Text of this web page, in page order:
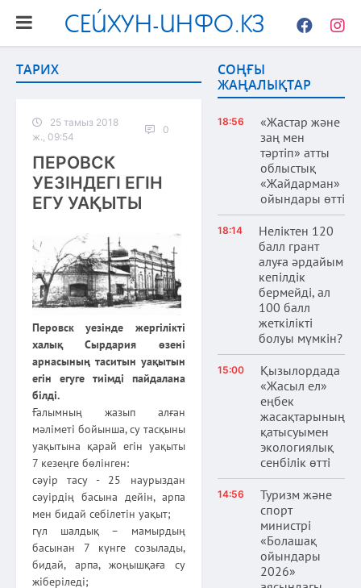
СЕЙХУН-ИНФО.КЗ
Facebook
ТАРИХ
25 тамыз 2018
ж., 09:54
0
ПЕРОВСК
УЕЗІНДЕГІ ЕГІН
ЕГУ УАҚЫТЫ
Перовск уезінде жергілікті
халық Сырдария өзені
арнасының таситын уақытын
егін егуге тиімді пайдалана
білді.
Ғалымның жазып алған
мәліметі бойынша, су тасқыны
уақытына қарай егін уақыты
7 кезеңге бөлінген:
сәуір тасу - 25 наурыздан
сәуірдің басына дейін, арпа
мен бидай себілетін уақыт;
гүл шалдық – мамырдың
басынан 7 күнге созылады,
бидай, арпа, жоңышқаға су
жіберіледі;
СОҢҒЫ
ЖАҢАЛЫҚТАР
18:56
«Жастар және
заң мен
тәртіп» атты
облыстық
«Жайдарман»
ойындары өтті
18:14
Неліктен 120
балл грант
алуға әрдайым
кепілдік
бермейді, ал
100 балл
жеткілікті
болуы мүмкін?
15:00
Қызылордада
«Жасыл ел»
еңбек
жасақтарының
қатысуымен
экологиялық
сенбілік өтті
14:56
Туризм және
спорт
министрі
«Болашақ
ойындары
2026»